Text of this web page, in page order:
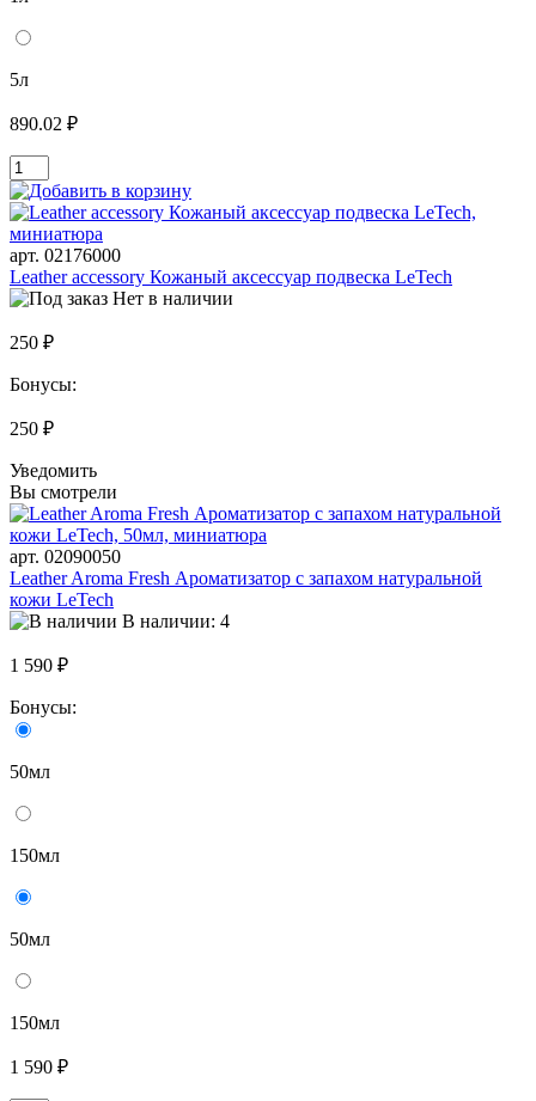
5л
890.02 ₽
арт. 02176000
Leather accessory Кожаный аксессуар подвеска LeTech
Нет в наличии
250 ₽
Бонусы:
250 ₽
Уведомить
Вы смотрели
арт. 02090050
Leather Aroma Fresh Ароматизатор с запахом натуральной
кожи LeTech
В наличии: 4
1 590 ₽
Бонусы:
50мл
150мл
50мл
150мл
1 590 ₽